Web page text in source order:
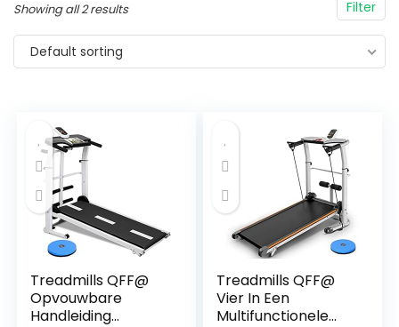
Filter
Showing all 2 results
Default sorting
Treadmills QFF@
Opvouwbare
Handleiding
Treadmills QFF@
Vier In Een
Multifunctionele